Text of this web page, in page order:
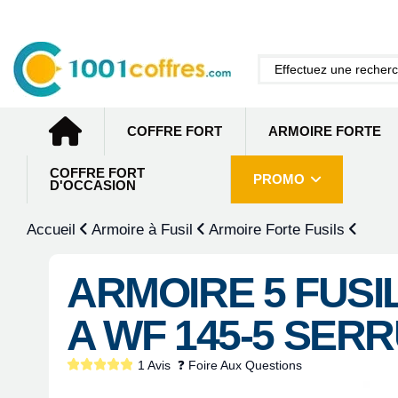
COFFRE FORT ARMOIRE FORTE
COFFRE FORT
D'OCCASION
PROMO
Accueil Armoire à Fusil Armoire Forte Fusils
ARMOIRE 5
A WF 145-5
1 Avis ❓ Foire Aux Questions